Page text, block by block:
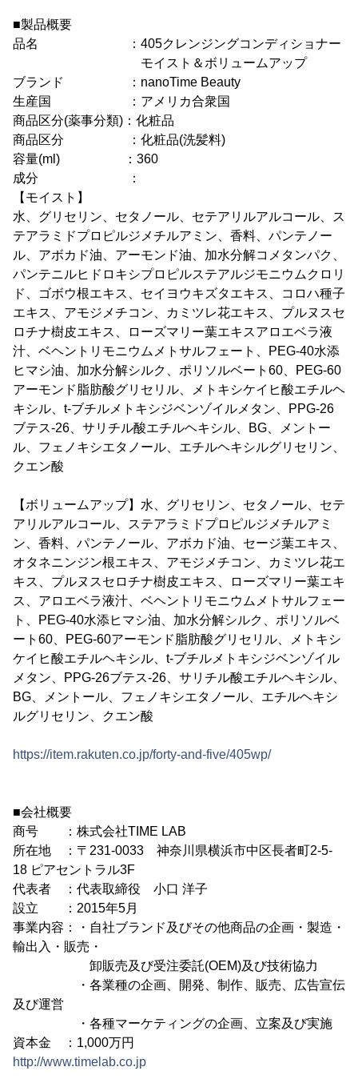
■製品概要
品名 ：405クレンジングコンディショナー
モイスト＆ボリュームアップ
ブランド ：nanoTime Beauty
生産国 ：アメリカ合衆国
商品区分(薬事分類)：化粧品
商品区分 ：化粧品(洗髪料)
容量(ml) ：360
成分 ：
【モイスト】
水、グリセリン、セタノール、セテアリルアルコール、ス
テアラミドプロピルジメチルアミン、香料、パンテノー
ル、アボカド油、アーモンド油、加水分解コメタンパク、
パンテニルヒドロキシプロピルステアルジモニウムクロリ
ド、ゴボウ根エキス、セイヨウキズタエキス、コロハ種子
エキス、アモジメチコン、カミツレ花エキス、プルヌスセ
ロチナ樹皮エキス、ローズマリー葉エキスアロエベラ液
汁、ベヘントリモニウムメトサルフェート、PEG-40水添
ヒマシ油、加水分解シルク、ポリソルベート60、PEG-60
アーモンド脂肪酸グリセリル、メトキシケイヒ酸エチルヘ
キシル、t-ブチルメトキシジベンゾイルメタン、PPG-26
ブテス-26、サリチル酸エチルヘキシル、BG、メントー
ル、フェノキシエタノール、エチルヘキシルグリセリン、
クエン酸
【ボリュームアップ】水、グリセリン、セタノール、セテ
アリルアルコール、ステアラミドプロピルジメチルアミ
ン、香料、パンテノール、アボカド油、セージ葉エキス、
オタネニンジン根エキス、アモジメチコン、カミツレ花エ
キス、プルヌスセロチナ樹皮エキス、ローズマリー葉エキ
ス、アロエベラ液汁、ベヘントリモニウムメトサルフェー
ト、PEG-40水添ヒマシ油、加水分解シルク、ポリソルベ
ート60、PEG-60アーモンド脂肪酸グリセリル、メトキシ
ケイヒ酸エチルヘキシル、t-ブチルメトキシジベンゾイル
メタン、PPG-26ブテス-26、サリチル酸エチルヘキシル、
BG、メントール、フェノキシエタノール、エチルヘキシ
ルグリセリン、クエン酸
https://item.rakuten.co.jp/forty-and-five/405wp/
■会社概要
商号 ：株式会社TIME LAB
所在地 ：〒231-0033 神奈川県横浜市中区長者町2-5-
18 ピアセントラル3F
代表者 ：代表取締役 小口 洋子
設立 ：2015年5月
事業内容：・自社ブランド及びその他商品の企画・製造・
輸出入・販売・
卸販売及び受注委託(OEM)及び技術協力
・各業種の企画、開発、制作、販売、広告宣伝
及び運営
・各種マーケティングの企画、立案及び実施
資本金 ：1,000万円
http://www.timelab.co.jp